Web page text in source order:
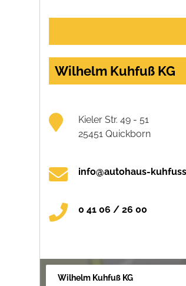
Wilhelm Kuhfuß KG
Kieler Str. 49 - 51
25451 Quickborn
info@autohaus-
0 41 06 / 26 00
Wilhelm Kuhfuß KG